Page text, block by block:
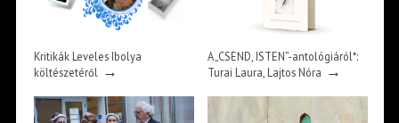
Kritikák Leveles Ibolya
költészetéről→
A „CSEND, ISTEN”-antológiáról*:
Turai Laura, Lajtos Nóra →